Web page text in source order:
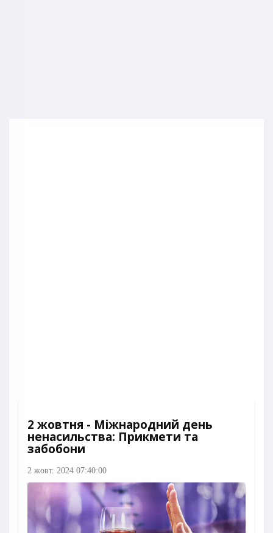
2 жовтня - Міжнародний день
ненасильства: Прикмети та
забобони
2 жовт. 2024 07:40:00